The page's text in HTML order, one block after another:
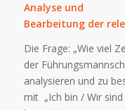
Analyse und
Bearbeitung der
Die Frage: „Wie viel
der
analysieren und zu
mit „Ich bin / Wir sind